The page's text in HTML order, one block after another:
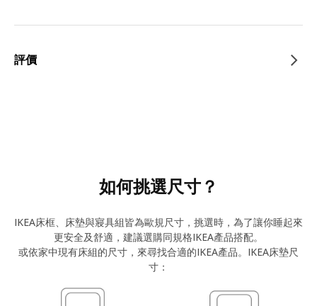
評價
如何挑選尺寸？
IKEA床框、床墊與寢具組皆為歐規尺寸，挑選時，為了讓你睡起來
更安全及舒適，建議選購同規格IKEA產品搭配。
或依家中現有床組的尺寸，來尋找合適的IKEA產品。IKEA床墊尺
寸：